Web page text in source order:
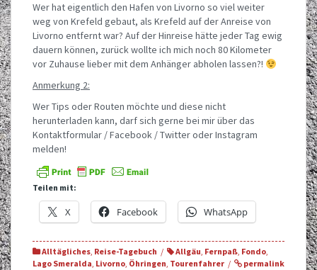
Wer hat eigentlich den Hafen von Livorno so viel weiter
weg von Krefeld gebaut, als Krefeld auf der Anreise von
Livorno entfernt war? Auf der Hinreise hätte jeder Tag ewig
dauern können, zurück wollte ich mich noch 80 Kilometer
vor Zuhause lieber mit dem Anhänger abholen lassen?!
Anmerkung 2:
Wer Tips oder Routen möchte und diese nicht
herunterladen kann, darf sich gerne bei mir über das
Kontaktformular / Facebook / Twitter oder Instagram
melden!
Teilen mit:
X Facebook WhatsApp
Alltägliches, Reise-Tagebuch Allgäu, Fernpaß, Fondo,
Lago Smeralda, Livorno, Öhringen, Tourenfahrer permalink